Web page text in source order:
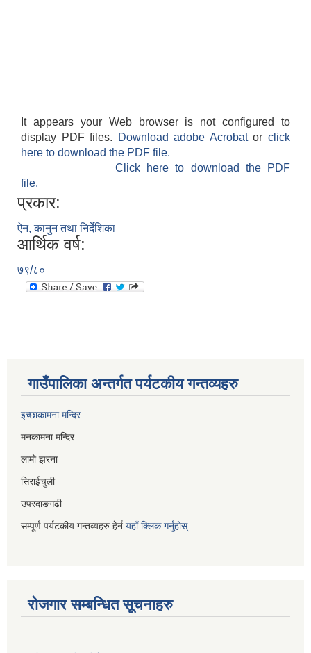
It appears your Web browser is not configured to
display PDF files.
Download adobe Acrobatorclick
here to download the PDF file.
Click here to download the PDF
file.
प्रकार:
ऐन, कानुन तथा निर्देशिका
आर्थिक वर्ष:
७९/८०
गाउँपालिका अन्तर्गत पर्यटकीय गन्तव्यहरु
इच्छाकामना मन्दिर
मनकामना मन्दिर
लामो झरना
सिराईचुली
उपरदाङगढी
सम्पूर्ण पर्यटकीय गन्तव्यहरु हेर्न यहाँ क्लिक गर्नुहोस्
रोजगार सम्बन्धित सूचनाहरु